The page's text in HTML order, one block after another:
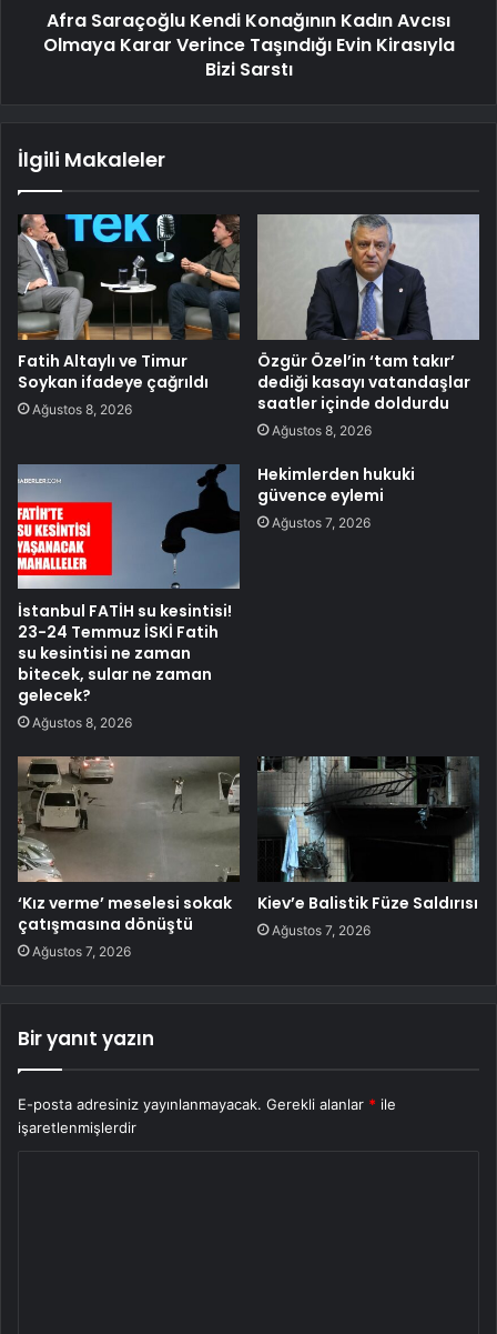
Afra Saraçoğlu Kendi Konağının Kadın Avcısı
Olmaya Karar Verince Taşındığı Evin Kirasıyla
Bizi Sarstı
İlgili Makaleler
Fatih Altaylı ve Timur
Soykan ifadeye çağrıldı
Ağustos 8, 2026
Özgür Özel’in ‘tam takır’
dediği kasayı vatandaşlar
saatler içinde doldurdu
Ağustos 8, 2026
İstanbul FATİH su kesintisi!
23-24 Temmuz İSKİ Fatih
su kesintisi ne zaman
bitecek, sular ne zaman
gelecek?
Ağustos 8, 2026
Hekimlerden hukuki
güvence eylemi
Ağustos 7, 2026
‘Kız verme’ meselesi sokak
çatışmasına dönüştü
Ağustos 7, 2026
Kiev’e Balistik Füze Saldırısı
Ağustos 7, 2026
Bir yanıt yazın
E-posta adresiniz yayınlanmayacak. Gerekli alanlar * ile
işaretlenmişlerdir